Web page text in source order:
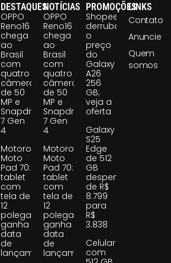
DESTAQUES
OPPO
Reno16
chega
ao
Brasil
com
quatro
câmeras
de 50
MP e
Snapdragon
7 Gen
4
Motorola
Moto
Pad 70:
tablet
com
tela de
12
polegadas
ganha
data
de
lançamento
NOTÍCIAS
OPPO
Reno16
chega
ao
Brasil
com
quatro
câmeras
de 50
MP e
Snapdragon
7 Gen
4
Motorola
Moto
Pad 70:
tablet
com
tela de
12
polegadas
ganha
data
de
lançamento
PROMOÇÕES
Shopee
derruba
o
preço
do
Galaxy
A26
256
GB;
veja a
oferta
Galaxy
S25
Edge
de 512
GB
despenca
de R$
8.799
para
R$
3.838
Celular
com
LINKS
Contato
Anuncie
Quem
somos